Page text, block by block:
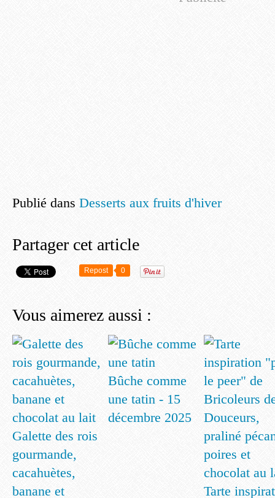
Publié dans Desserts aux fruits d'hiver
Partager cet article
Repost 0
Vous aimerez aussi :
Galette des rois
gourmande,
cacahuètes,
banane et
Bûche comme
une tatin - 15
décembre 2025
Tarte